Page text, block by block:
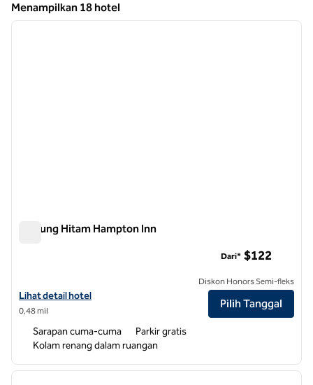
Menampilkan 18 hotel
Menampilkan 18 hotel
1 dari 12
Gunung Hitam Hampton Inn
Lihat detail hotel untuk Hampton Inn Black Mountain
Lihat detail hotel
0,48 mil
Dari* $122
Diskon Honors Semi-fleks
Pilih Tanggal
Sarapan cuma-cuma
Parkir gratis
Kolam renang dalam ruangan
1 dari 12